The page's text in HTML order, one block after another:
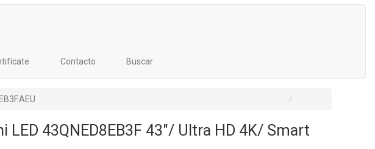
Contacto Buscar
LED 43QNED8EB3F 43"/ Ultra HD 4K/ Smart